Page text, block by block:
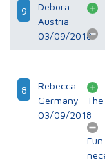
9
Debora
Austria
03/09/2018
8
Rebecca
Germany
03/09/2018